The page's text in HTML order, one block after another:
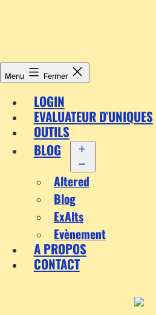
Menu Fermer
LOGIN
EVALUATEUR D’UNIQUES
OUTILS
BLOG
le
Altered
Blog
ExAlts
Evènement
A PROPOS
CONTACT